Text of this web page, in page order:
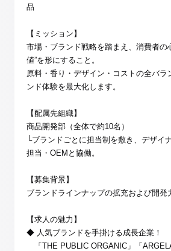
品
【ミッション】
市場・ブランド戦略を踏まえ、消費者の
値”を形にすること。
原料・香り・デザイン・コストの全バラ
ンド体験を最大化します。
【配属先組織】
商品開発部（全体で約10名）
└ブランドごとに担当制を敷き、デザイ
担当・OEMと協働。
【募集背景】
ブランドラインナップの拡充および開発
【求人の魅力】
◆ 人気ブランドを手掛ける成長企業！
「THE PUBLIC ORGANIC」「